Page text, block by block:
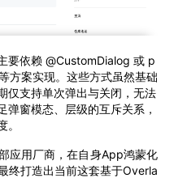
要依赖 @CustomDialog 或 p
方案实现。这些方式虽然基础
仅支持单次弹出与关闭，无法
窗模态、层级的互斥关系，
应用厂商，在自身App鸿蒙化
终打造出当前这套基于Overla